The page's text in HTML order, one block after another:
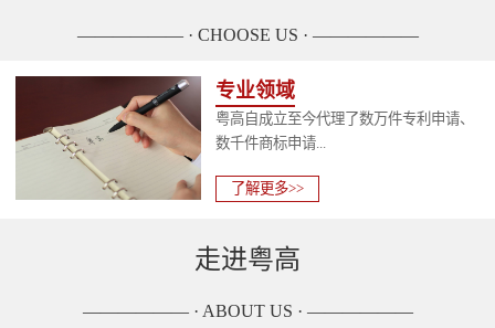
—————— · CHOOSE US · ——————
专业领域
粤高自成立至今代理了数万件专利申请、
数千件商标申请...
了解更多>>
走进粤高
—————— · ABOUT US · ——————